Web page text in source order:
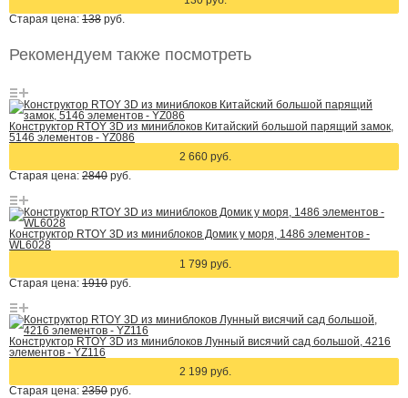
Старая цена: 138 руб.
Рекомендуем также посмотреть
Конструктор RTOY 3D из миниблоков Китайский большой парящий замок,
5146 элементов - YZ086
2 660 руб.
Старая цена: 2840 руб.
Конструктор RTOY 3D из миниблоков Домик у моря, 1486 элементов -
WL6028
1 799 руб.
Старая цена: 1910 руб.
Конструктор RTOY 3D из миниблоков Лунный висячий сад большой, 4216
элементов - YZ116
2 199 руб.
Старая цена: 2350 руб.